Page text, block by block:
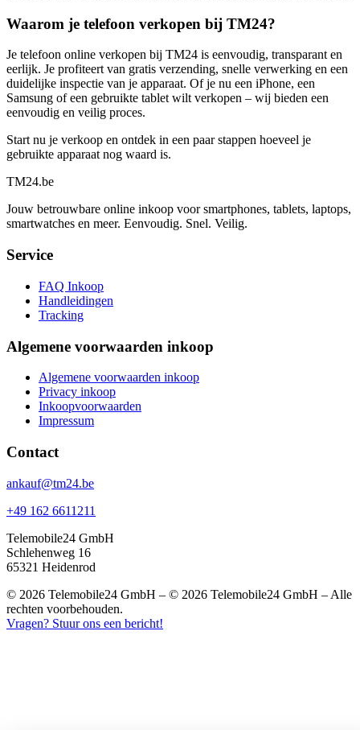
Waarom je telefoon verkopen bij TM24?
Je telefoon online verkopen bij TM24 is eenvoudig, transparant en
eerlijk. Je profiteert van gratis verzending, snelle verwerking en een
duidelijke inspectie van je apparaat. Of je nu een iPhone, een
Samsung of een gebruikte tablet wilt verkopen – wij bieden een
eenvoudig en veilig proces.
Start nu je verkoop en ontdek in een paar stappen hoeveel je
gebruikte apparaat nog waard is.
TM24.be
Jouw betrouwbare online inkoop voor smartphones, tablets, laptops,
smartwatches en meer. Eenvoudig. Snel. Veilig.
Service
FAQ Inkoop
Handleidingen
Tracking
Algemene voorwaarden inkoop
Algemene voorwaarden inkoop
Privacy inkoop
Inkoopvoorwaarden
Impressum
Contact
ankauf@tm24.be
+49 162 6611211
Telemobile24 GmbH
Schlehenweg 16
65321 Heidenrod
© 2026 Telemobile24 GmbH – © 2026 Telemobile24 GmbH – Alle
rechten voorbehouden.
Vragen? Stuur ons een bericht!